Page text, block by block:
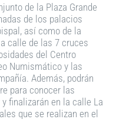
de la Plaza Grande
de los palacios
así como de la
calle de las 7 cruces
del Centro
Numismático y las
Además, podrán
para conocer las
finalizarán en la calle La
que se realizan en el